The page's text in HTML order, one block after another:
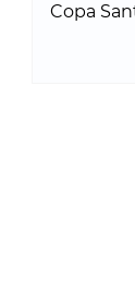
Copa